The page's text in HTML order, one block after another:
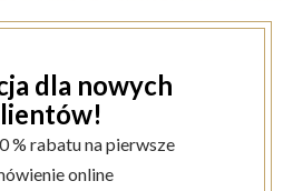
dla nowych
% rabatu na pierwsze
online